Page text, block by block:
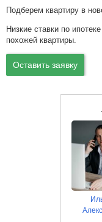
Подберем квартиру в
Низкие ставки по
похожей квартиры.
Оставить заявку